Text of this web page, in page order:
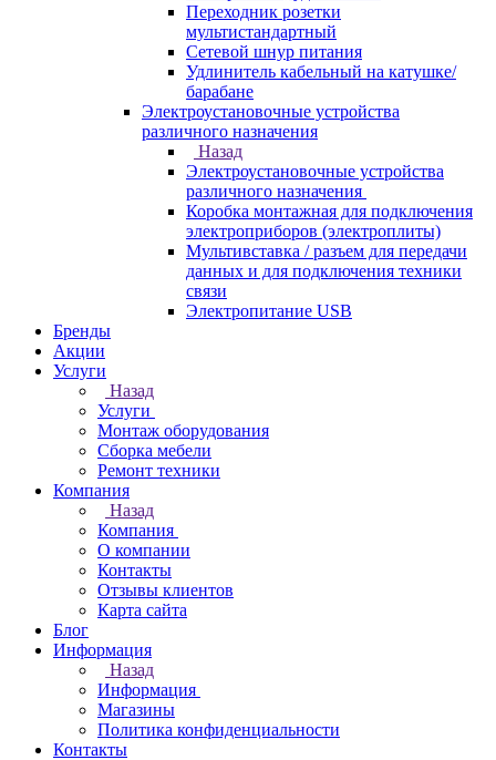
Переходник розетки
мультистандартный
Сетевой шнур питания
Удлинитель кабельный на катушке/
барабане
Электроустановочные устройства
различного назначения
Назад
Электроустановочные устройства
различного назначения
Коробка монтажная для подключения
электроприборов (электроплиты)
Мультивставка / разъем для передачи
данных и для подключения техники
связи
Электропитание USB
Бренды
Акции
Услуги
Назад
Услуги
Монтаж оборудования
Сборка мебели
Ремонт техники
Компания
Назад
Компания
О компании
Контакты
Отзывы клиентов
Карта сайта
Блог
Информация
Назад
Информация
Магазины
Политика конфиденциальности
Контакты